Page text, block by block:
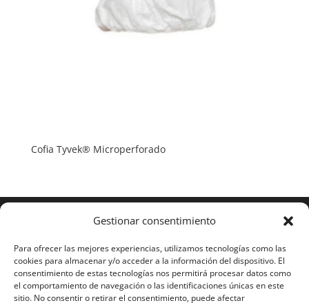
Gestionar consentimiento
Para ofrecer las mejores experiencias, utilizamos tecnologías como las
cookies para almacenar y/o acceder a la información del dispositivo. El
consentimiento de estas tecnologías nos permitirá procesar datos como
el comportamiento de navegación o las identificaciones únicas en este
sitio. No consentir o retirar el consentimiento, puede afectar
Cofia Tyvek® Microperforado